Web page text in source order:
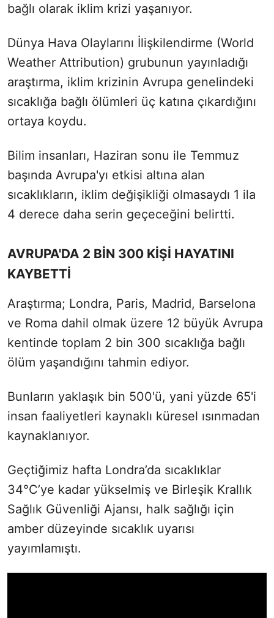
bağlı olarak iklim krizi yaşanıyor.
Dünya Hava Olaylarını İlişkilendirme (World
Weather Attribution) grubunun yayınladığı
araştırma, iklim krizinin Avrupa genelindeki
sıcaklığa bağlı ölümleri üç katına çıkardığını
ortaya koydu.
Bilim insanları, Haziran sonu ile Temmuz
başında Avrupa'yı etkisi altına alan
sıcaklıkların, iklim değişikliği olmasaydı 1 ila
4 derece daha serin geçeceğini belirtti.
AVRUPA'DA 2 BİN 300 KİŞİ HAYATINI
KAYBETTİ
Araştırma; Londra, Paris, Madrid, Barselona
ve Roma dahil olmak üzere 12 büyük Avrupa
kentinde toplam 2 bin 300 sıcaklığa bağlı
ölüm yaşandığını tahmin ediyor.
Bunların yaklaşık bin 500'ü, yani yüzde 65'i
insan faaliyetleri kaynaklı küresel ısınmadan
kaynaklanıyor.
Geçtiğimiz hafta Londra’da sıcaklıklar
34°C’ye kadar yükselmiş ve Birleşik Krallık
Sağlık Güvenliği Ajansı, halk sağlığı için
amber düzeyinde sıcaklık uyarısı
yayımlamıştı.